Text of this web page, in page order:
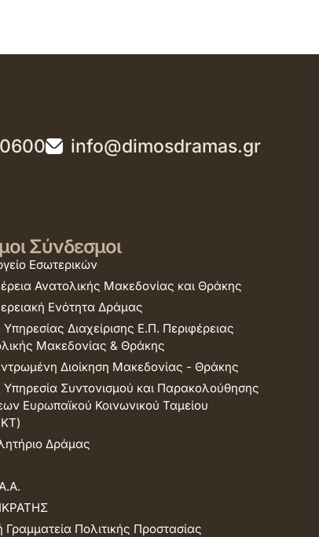
info@dimosdramas.gr
Σύνδεσμοι
Εσωτερικών
Ανατολικής Μακεδονίας και Θράκης
Ενότητα Δράμας
Υπηρεσίας Διαχείρισης Ε.Π. Περιφέρειας
Μακεδονίας & Θράκης
Διοίκηση Μακεδονίας - Θράκης
Υπηρεσία Συντονισμού και Παρακολούθησης
Ευρωπαϊκού Κοινωνικού Ταμείου
Δράμας
Γραμματεία Πολιτικής Προστασίας